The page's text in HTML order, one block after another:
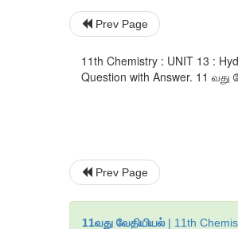
Prev Page
11th Chemistry : UNIT 13 :
Question with Answer. 11
Prev Page
11வது வேதியியல் | 11th